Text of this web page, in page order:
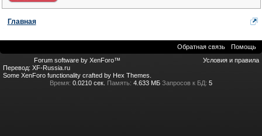
Главная
Обратная связь
Помощь
Условия и правила
Forum software by XenForo™
Перевод: XF-Russia.ru
Some XenForo functionality crafted by Hex Themes
Время: 0.0210 сек. Память: 4.633 МБ Запросов к БД: 5